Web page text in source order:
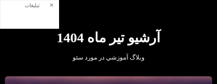
آرشیو تیر ماه 1404
وبلاگ آموزشي در مورد سئو
تبلیغات ×